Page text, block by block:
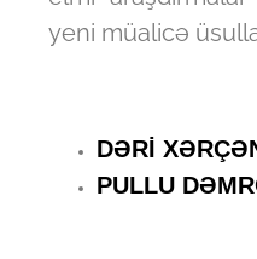
yeni müalicə
DƏRİ
PULLU